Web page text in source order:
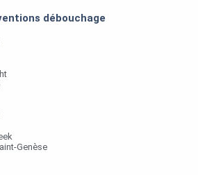
débouchage
Genèse